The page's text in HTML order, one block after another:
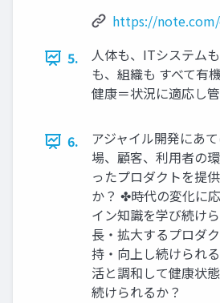
https://note.com/
5.
人体も、ITシステム
も、組織も すべて有
健康＝状況に適応し
6.
アジャイル開発にあ
場、顧客、利用者の
ったプロダクトを提
か？ ✤時代の変化に
イン知識を学び続け
長・拡大するプロダ
持・向上し続けられ
活と調和して健康状
続けられるか？